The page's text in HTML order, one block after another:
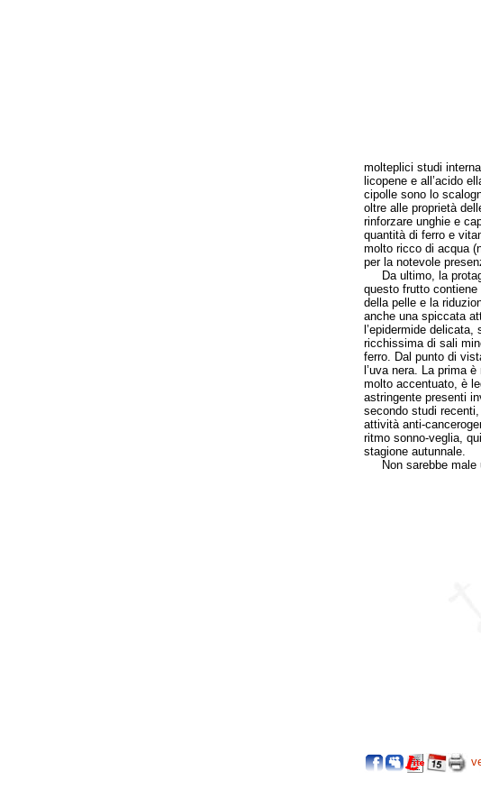
molteplici studi
licopene e all’acido
cipolle sono lo
oltre alle proprietà
rinforzare unghie e
quantità di ferro e
molto ricco di acqua
per la notevole
Da ultimo, la
questo frutto contiene
della pelle e la
anche una spiccata
l’epidermide
ricchissima di sali
ferro. Dal punto di
l’uva nera. La prima
molto accentuato, è
astringente presenti
secondo studi
attività anti-
ritmo sonno-veglia,
stagione autunnale.
Non sarebbe male